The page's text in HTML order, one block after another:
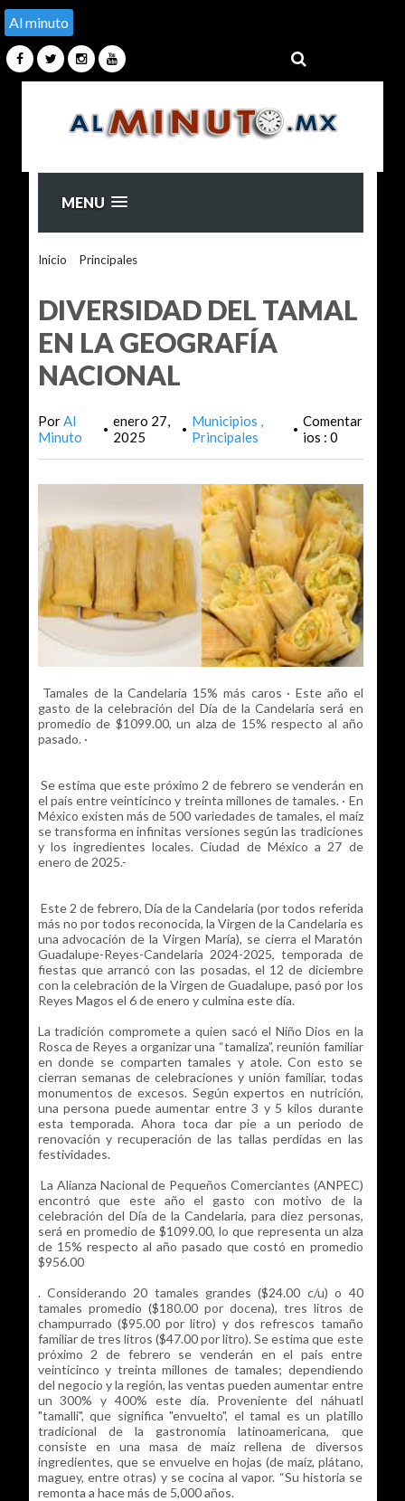
Al minuto
MENU
Inicio Principales>
DIVERSIDAD DEL TAMAL
EN LA GEOGRAFÍA
NACIONAL
PorAl
Minuto
• enero 27,
2025
• Municipios
Principales
• Comentar
ios : 0
Tamales de la Candelaria 15% más caros · Este año el
gasto de la celebración del Día de la Candelaria será en
promedio de $1099.00, un alza de 15% respecto al año
pasado. ·
Se estima que este próximo 2 de febrero se venderán en
el país entre veinticinco y treinta millones de tamales. · En
México existen más de 500 variedades de tamales, el maíz
se transforma en infinitas versiones según las tradiciones
y los ingredientes locales. Ciudad de México a 27 de
enero de 2025.-
Este 2 de febrero, Día de la Candelaria (por todos referida
más no por todos reconocida, la Virgen de la Candelaria es
una advocación de la Virgen María), se cierra el Maratón
Guadalupe-Reyes-Candelaria 2024-2025, temporada de
fiestas que arrancó con las posadas, el 12 de diciembre
con la celebración de la Virgen de Guadalupe, pasó por los
Reyes Magos el 6 de enero y culmina este día.
La tradición compromete a quien sacó el Niño Dios en la
Rosca de Reyes a organizar una “tamaliza”, reunión familiar
en donde se comparten tamales y atole. Con esto se
cierran semanas de celebraciones y unión familiar, todas
monumentos de excesos. Según expertos en nutrición,
una persona puede aumentar entre 3 y 5 kilos durante
esta temporada. Ahora toca dar pie a un periodo de
renovación y recuperación de las tallas perdidas en las
festividades.
La Alianza Nacional de Pequeños Comerciantes (ANPEC)
encontró que este año el gasto con motivo de la
celebración del Día de la Candelaria, para diez personas,
será en promedio de $1099.00, lo que representa un alza
de 15% respecto al año pasado que costó en promedio
$956.00
. Considerando 20 tamales grandes ($24.00 c/u) o 40
tamales promedio ($180.00 por docena), tres litros de
champurrado ($95.00 por litro) y dos refrescos tamaño
familiar de tres litros ($47.00 por litro). Se estima que este
próximo 2 de febrero se venderán en el país entre
veinticinco y treinta millones de tamales; dependiendo
del negocio y la región, las ventas pueden aumentar entre
un 300% y 400% este día. Proveniente del náhuatl
"tamalli", que significa "envuelto", el tamal es un platillo
tradicional de la gastronomía latinoamericana, que
consiste en una masa de maíz rellena de diversos
ingredientes, que se envuelve en hojas (de maíz, plátano,
maguey, entre otras) y se cocina al vapor. “Su historia se
remonta a hace más de 5,000 años.